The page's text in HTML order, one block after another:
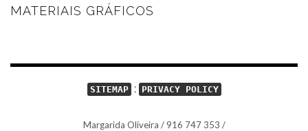
MATERIAIS GRÁFICOS
SITEMAP : PRIVACY POLICY
Margarida Oliveira / 916 747 353 /